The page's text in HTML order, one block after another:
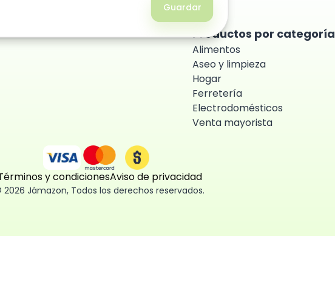
Productos por categoría
Alimentos
Aseo y limpieza
Hogar
Ferretería
Electrodomésticos
Venta mayorista
y condicionesAviso de privacidad
2026 Jámazon, Todos los derechos reservados.
Guardar
Guardar